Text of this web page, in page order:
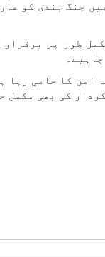
جنگ بندی کو
طور پر
امن کا حامی رہا
کی بھی مکمل